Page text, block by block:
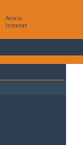
Acceso
Intranet